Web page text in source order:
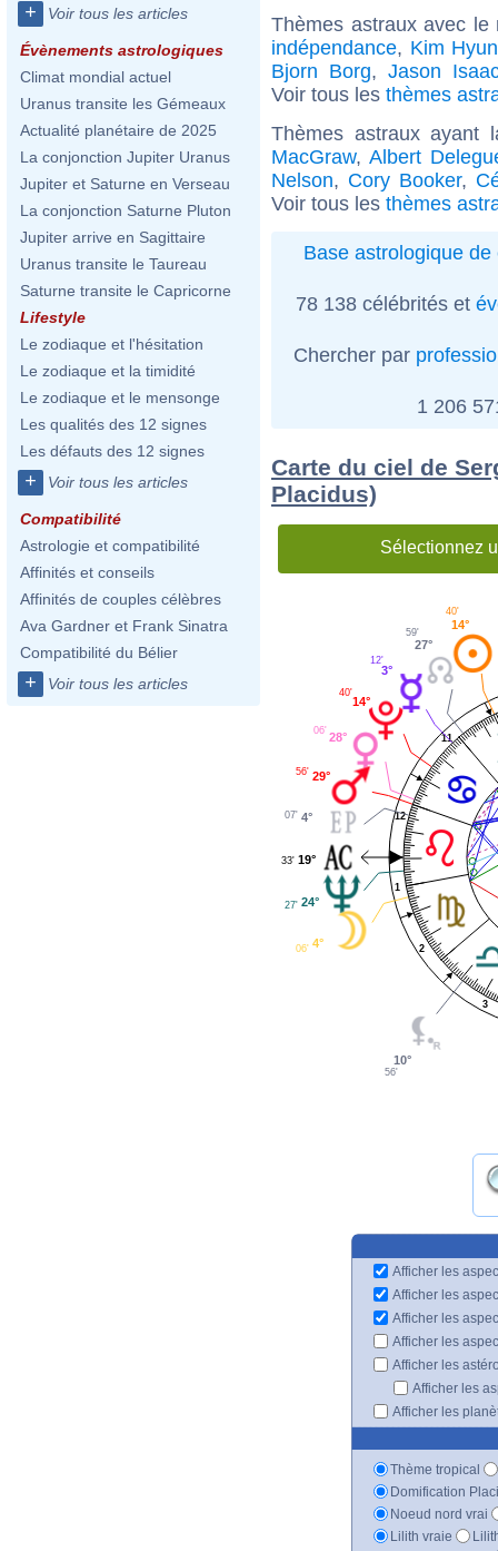
+ Voir tous les articles
Évènements astrologiques
Climat mondial actuel
Uranus transite les Gémeaux
Actualité planétaire de 2025
La conjonction Jupiter Uranus
Jupiter et Saturne en Verseau
La conjonction Saturne Pluton
Jupiter arrive en Sagittaire
Uranus transite le Taureau
Saturne transite le Capricorne
Lifestyle
Le zodiaque et l'hésitation
Le zodiaque et la timidité
Le zodiaque et le mensonge
Les qualités des 12 signes
Les défauts des 12 signes
+ Voir tous les articles
Compatibilité
Astrologie et compatibilité
Affinités et conseils
Affinités de couples célèbres
Ava Gardner et Frank Sinatra
Compatibilité du Bélier
+ Voir tous les articles
Thèmes astraux avec
indépendance, Kim
Bjorn Borg, Jason
Voir tous les thèmes
Thèmes astraux
MacGraw, Albert
Nelson, Cory Booker,
Voir tous les thèmes
Base astrologique de
78 138 célébrités et
Chercher par
1 206
Carte du ciel de
Placidus)
Sélectionnez
1
2
3
11
12
14°
40'
27°
59'
3°
12'
14°
40'
28°
06'
29°
56'
4°
07'
19°
33'
24°
27'
4°
06'
10°
56'
Afficher les
Afficher les
Afficher les
Afficher les
Afficher les
Afficher les
Afficher les
Thème tropical
Domification
Noeud nord vrai
Lilith vraie